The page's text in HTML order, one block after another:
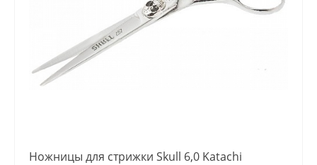
Ножницы для стрижки Skull 6,0 Katachi